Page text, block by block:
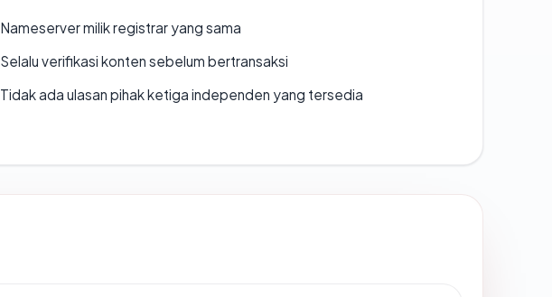
Nameserver milik registrar yang sama
Selalu verifikasi konten sebelum bertransaksi
Tidak ada ulasan pihak ketiga independen yang tersedia